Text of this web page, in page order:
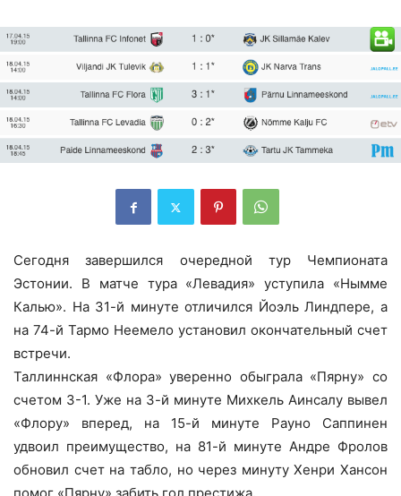
Сегодня завершился очередной тур Чемпионата
Эстонии. В матче тура «Левадия» уступила «Нымме
Калью». На 31-й минуте отличился Йоэль Линдпере, а
на 74-й Тармо Неемело установил окончательный счет
встречи.
Таллиннская «Флора» уверенно обыграла «Пярну» со
счетом 3-1. Уже на 3-й минуте Михкель Аинсалу вывел
«Флору» вперед, на 15-й минуте Рауно Саппинен
удвоил преимущество, на 81-й минуте Андре Фролов
обновил счет на табло, но через минуту Хенри Хансон